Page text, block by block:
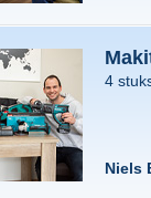
4
Niels